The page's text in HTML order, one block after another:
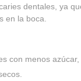
dentales, ya
en la boca.
con menos